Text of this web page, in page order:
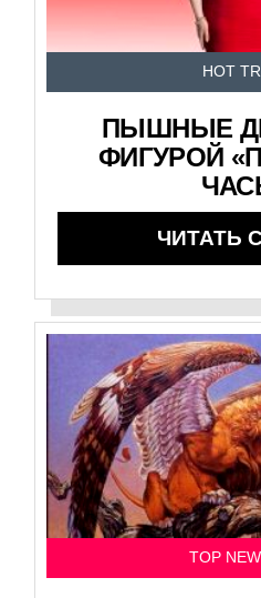
HOT
ПЫШНЫЕ
ФИГУРОЙ
ЧИТАТЬ
TOP